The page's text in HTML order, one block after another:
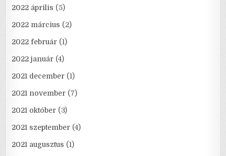
2022 április (5)
2022 március (2)
2022 február (1)
2022 január (4)
2021 december (1)
2021 november (7)
2021 október (3)
2021 szeptember (4)
2021 augusztus (1)